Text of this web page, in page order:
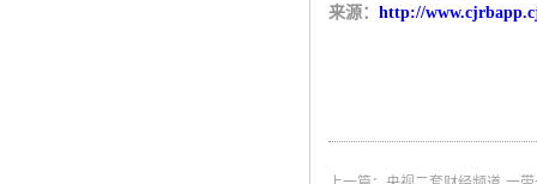
来源： http://